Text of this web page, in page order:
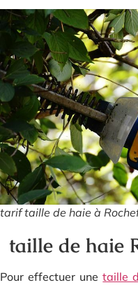
tarif taille de haie à
taille de haie
Pour effectuer unetaille